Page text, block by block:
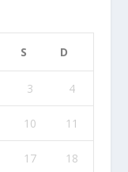
S D
3 4
10 11
17 18